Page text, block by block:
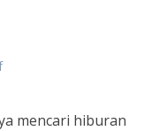
mencari hiburan